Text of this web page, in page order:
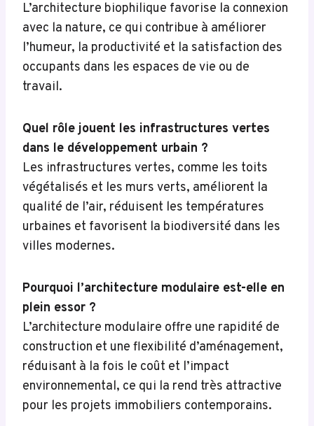
L’architecture biophilique favorise la connexion
avec la nature, ce qui contribue à améliorer
l’humeur, la productivité et la satisfaction des
occupants dans les espaces de vie ou de
travail.
Quel rôle jouent les infrastructures vertes
dans le développement urbain ?
Les infrastructures vertes, comme les toits
végétalisés et les murs verts, améliorent la
qualité de l’air, réduisent les températures
urbaines et favorisent la biodiversité dans les
villes modernes.
Pourquoi l’architecture modulaire est-elle en
plein essor ?
L’architecture modulaire offre une rapidité de
construction et une flexibilité d’aménagement,
réduisant à la fois le coût et l’impact
environnemental, ce qui la rend très attractive
pour les projets immobiliers contemporains.